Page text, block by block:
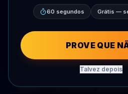
Um combate de
Shtyrkov e Gadzhi
como o co-evento
60 segundos Grátis —
PROVE QUE
Talvez depois